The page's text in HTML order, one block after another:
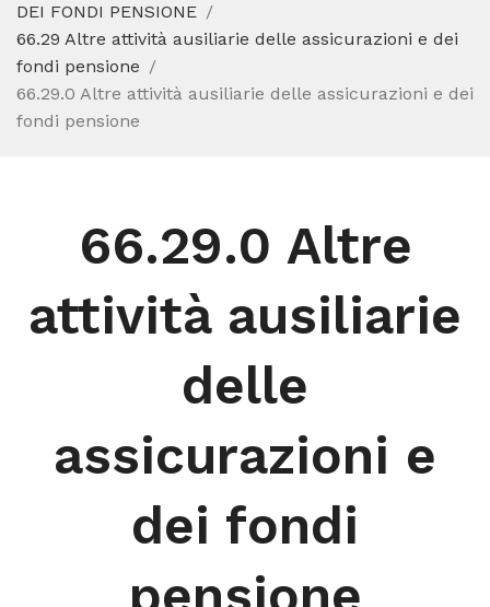
CODICE FISCALE
DEI FONDI PENSIONE
66.29 Altre attività ausiliarie delle assicurazioni e dei
fondi pensione
66.29.0 Altre attività ausiliarie delle assicurazioni e dei
fondi pensione
66.29.0 Altre
attività ausiliarie
delle
assicurazioni e
dei fondi